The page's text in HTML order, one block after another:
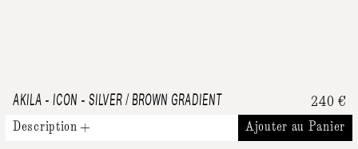
AKILA - ICON - SILVER / BROWN GRADIENT
Description
240 €
Ajouter au Panier